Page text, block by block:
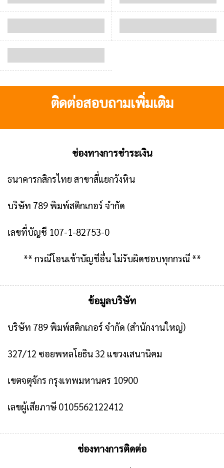
ติดต่อสอบถามเพิ่มเติม
ช่องทางการชำระเงิน
ธนาคารกสิกรไทย สาขาสี่แยกวังหิน
บริษัท 789 พิมพ์สติกเกอร์ จำกัด
เลขที่บัญชี 107-1-82753-0
** กรณีโอนเข้าบัญชีอื่น ไม่รับผิดชอบทุกกรณี **
ข้อมูลบริษัท
บริษัท 789 พิมพ์สติกเกอร์ จำกัด (สำนักงานใหญ่)
327/12 ซอยพหลโยธิน 32 แขวงเสนานิคม
เขตจตุจักร กรุงเทพมหานคร 10900
เลขผู้เสียภาษี 0105562122412
ช่องทางการติดต่อ